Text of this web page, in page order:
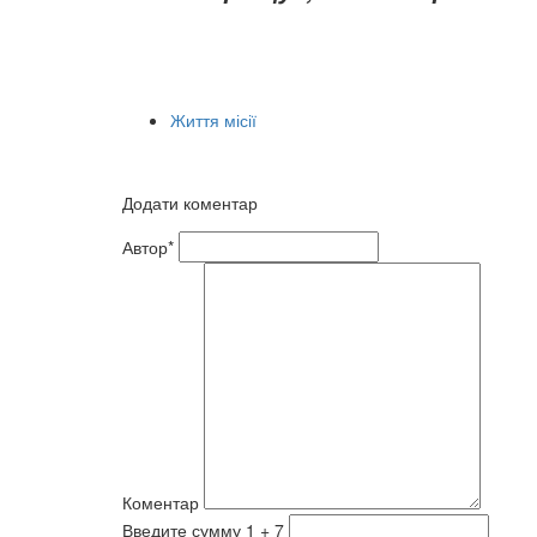
Життя місії
Додати коментар
Автор*
Коментар
Введите сумму 1 + 7